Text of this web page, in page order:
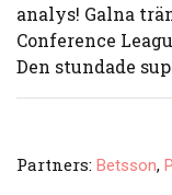
analys! Galna
Conference
Den stundade
Partners: Betsson,